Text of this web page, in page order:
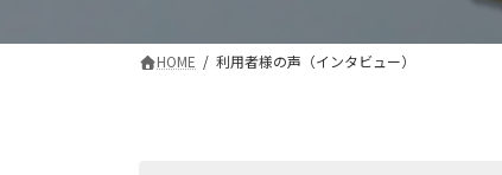
HOME 利用者様の声（インタビュー）